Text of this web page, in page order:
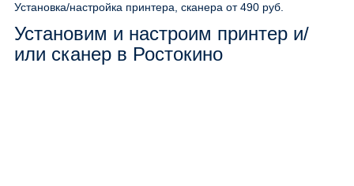
Установка/настройка принтера, сканера от 490 руб.
Установим и настроим принтер и/
или сканер в Ростокино